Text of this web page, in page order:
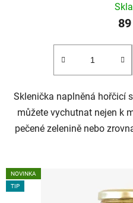
Sklenička naplněná hořčicí
můžete vychutnat nejen k
pečené zelenině nebo
NOVINKA
TIP